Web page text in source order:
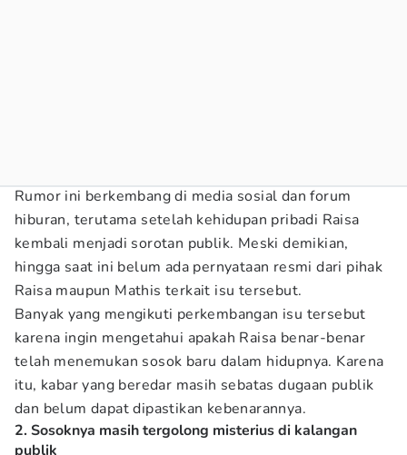
Rumor ini berkembang di media sosial dan forum
hiburan, terutama setelah kehidupan pribadi Raisa
kembali menjadi sorotan publik. Meski demikian,
hingga saat ini belum ada pernyataan resmi dari pihak
Raisa maupun Mathis terkait isu tersebut.
Banyak yang mengikuti perkembangan isu tersebut
karena ingin mengetahui apakah Raisa benar-benar
telah menemukan sosok baru dalam hidupnya. Karena
itu, kabar yang beredar masih sebatas dugaan publik
dan belum dapat dipastikan kebenarannya.
2. Sosoknya masih tergolong misterius di kalangan
publik